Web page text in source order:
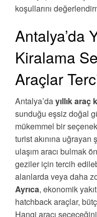
koşullarını
Antalya’da
Kiralama
Araçlar
Antalya’dayıllık araç
sunduğu eşsiz doğal
mükemmel bir
turist akınına
ulaşım aracı bulmak
geziler için tercih
alanlarda veya daha
Ayrıca, ekonomik
hatchback araçlar,
Hangi aracı